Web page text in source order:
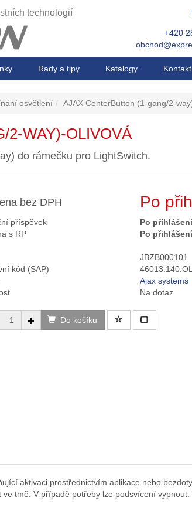
technologií
+420
Rady a tipy Katalogy Kontakt
osvětlení AJAX CenterButton (1-gang/2-
2-WAY)-OLIVOVÁ
do rámečku pro LightSwitch.
bez DPH Po
příspěvek
Po přihlášení
s RP
Po přihlášení
JBZB000101
kód (SAP)
Ajax systems
Na dotaz
Do košíku
aktivaci prostřednictvím aplikace nebo
tmě. V případě potřeby lze podsvícení